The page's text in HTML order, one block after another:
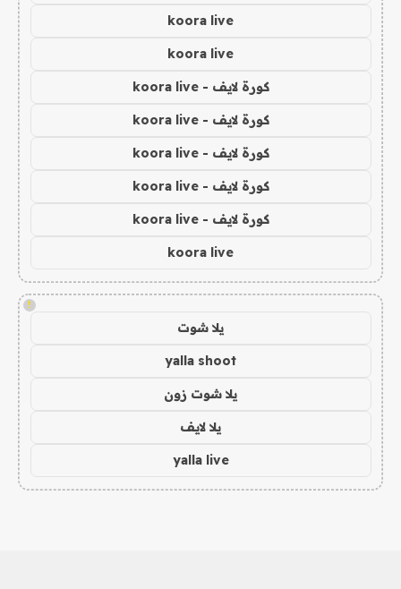
koora live
koora live
كورة لايف - koora live
كورة لايف - koora live
كورة لايف - koora live
كورة لايف - koora live
كورة لايف - koora live
koora live
!
يلا شوت
yalla shoot
يلا شوت زون
يلا لايف
yalla live